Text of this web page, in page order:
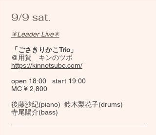
9/9 sat.
✳︎Leader Live✳︎
「ごさきりかこTrio」
@用賀 キンのツボ
https://kinnotsubo.com/
open 18:00 start 19:00
MC ¥ 2,800
​後藤沙紀(piano) 鈴木梨花子(drums)
寺尾陽介(bass)